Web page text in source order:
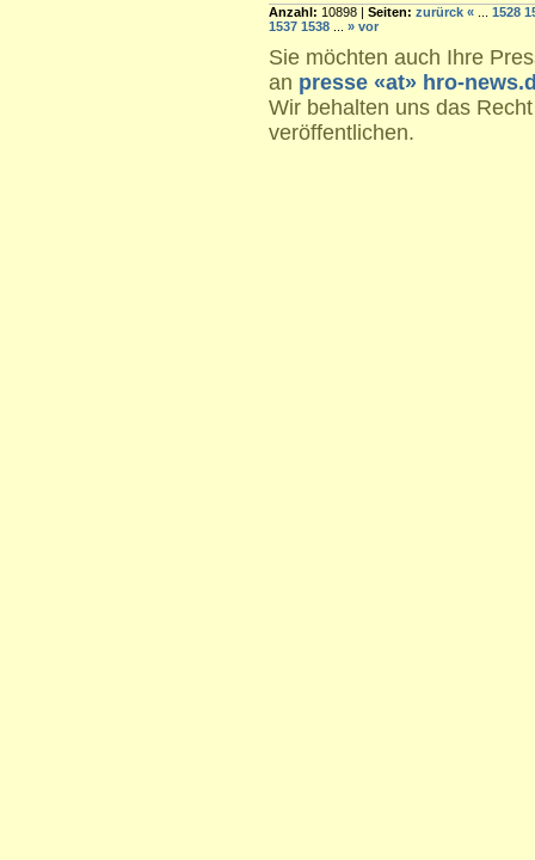
Anzahl: 10898 | Seiten: zurürck « 1528
1537 1538 » vor
Sie möchten auch Ihre
an presse «at» hro-
Wir behalten uns das
veröffentlichen.